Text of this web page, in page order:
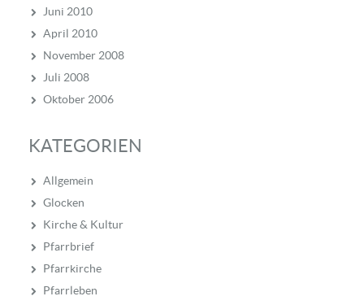
Juni 2010
April 2010
November 2008
Juli 2008
Oktober 2006
KATEGORIEN
Allgemein
Glocken
Kirche & Kultur
Pfarrbrief
Pfarrkirche
Pfarrleben